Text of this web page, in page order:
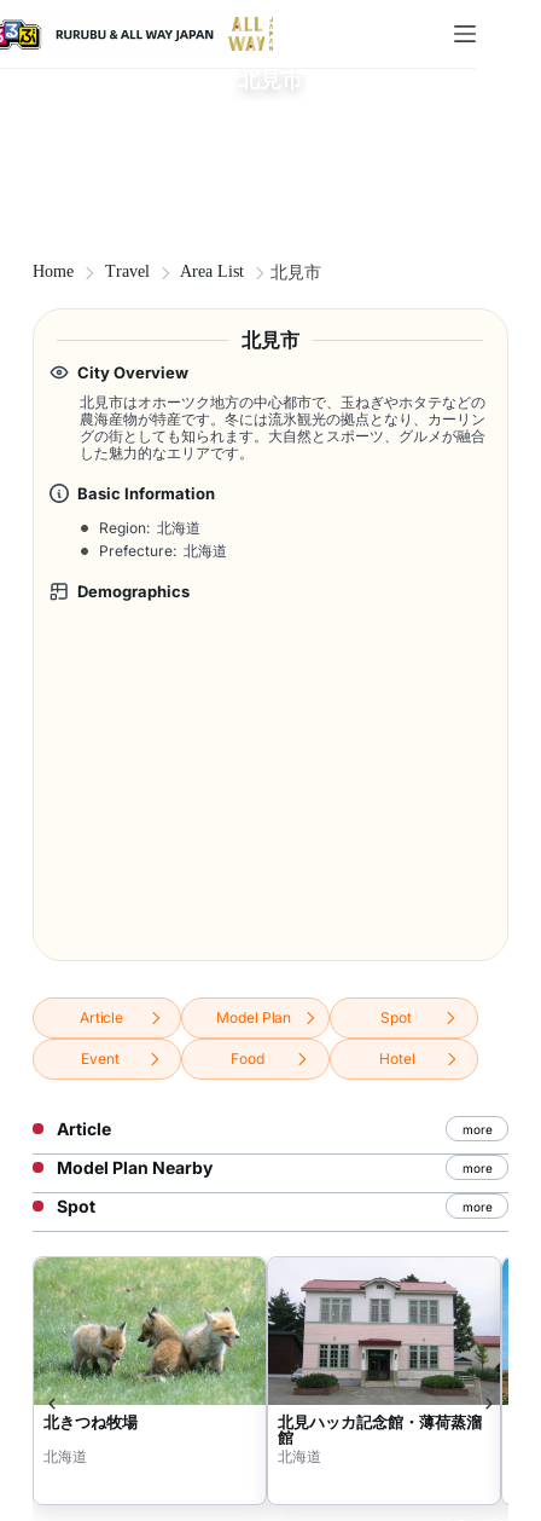
北見市
Home Travel Area List 北見市
北見市
City Overview
北見市はオホーツク地方の中心都市で、玉ねぎやホタテなどの
農海産物が特産です。冬には流氷観光の拠点となり、カーリン
グの街としても知られます。大自然とスポーツ、グルメが融合
した魅力的なエリアです。
Basic Information
Region: 北海道
Prefecture: 北海道
Demographics
Article Model Plan Spot
Event Food Hotel
Article more
Model Plan Nearby more
Spot more
北きつね牧場
北海道
北見ハッカ記念館・薄荷蒸溜
館
北海道